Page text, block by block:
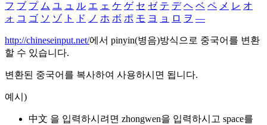
フ ブ プ ム ユ ュ ル エ ェ ケ ゲ セ ゼ テ デ ヘ ベ ペ メ レ オ
ォ コ ゴ ソ ゾ ト ド ノ ホ ボ ポ モ ヨ ョ ロ ヲ ―
http://chineseinput.net/에서 pinyin(병음)방식으로 중국어를 변환
할 수 있습니다.
변환된 중국어를 복사하여 사용하시면 됩니다.
예시)
中文 을 입력하시려면 zhongwen을 입력하시고 space를